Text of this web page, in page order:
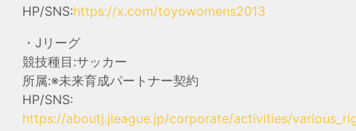
HP/SNS:https://x.com/toyowomens2013
・Jリーグ
競技種目:サッカー
所属:※未来育成パートナー契約
HP/SNS:
https://aboutj.jleague.jp/corporate/activities/